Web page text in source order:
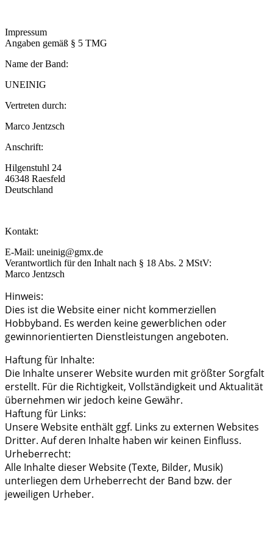
Impressum
Angaben gemäß § 5 TMG
Name der Band:
UNEINIG
Vertreten durch:
Marco Jentzsch
Anschrift:
Hilgenstuhl 24
46348 Raesfeld
Deutschland
Kontakt:
E-Mail: uneinig@gmx.de
Verantwortlich für den Inhalt nach § 18 Abs. 2 MStV:
Marco Jentzsch
Hinweis:
Dies ist die Website einer nicht kommerziellen
Hobbyband. Es werden keine gewerblichen oder
gewinnorientierten Dienstleistungen angeboten.
Haftung für Inhalte:
Die Inhalte unserer Website wurden mit größter Sorgfalt
erstellt. Für die Richtigkeit, Vollständigkeit und Aktualität
übernehmen wir jedoch keine Gewähr.
Haftung für Links:
Unsere Website enthält ggf. Links zu externen Websites
Dritter. Auf deren Inhalte haben wir keinen Einfluss.
Urheberrecht:
Alle Inhalte dieser Website (Texte, Bilder, Musik)
unterliegen dem Urheberrecht der Band bzw. der
jeweiligen Urheber.